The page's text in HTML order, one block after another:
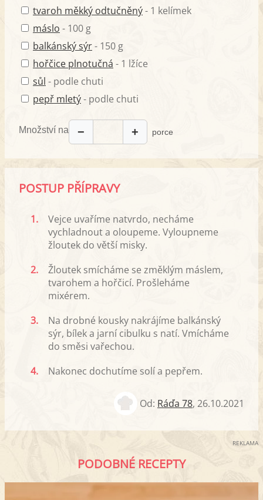
tvaroh měkký odtučněný- 1 kelímek
máslo - 100 g
balkánský sýr- 150 g
hořčice plnotučná - 1 lžíce
sůl - podle chuti
pepř mletý- podle chuti
Množství na − + porce
POSTUP PŘÍPRAVY
1.
Vejce uvaříme natvrdo, necháme
vychladnout a oloupeme. Vyloupneme
žloutek do větší misky.
2.
Žloutek smícháme se změklým máslem,
tvarohem a hořčicí. Prošleháme
mixérem.
3.
Na drobné kousky nakrájíme balkánský
sýr, bílek a jarní cibulku s natí. Vmícháme
do směsi vařechou.
4.
Nakonec dochutíme solí a pepřem.
Od: Ráďa 78, 26.10.2021
REKLAMA
PODOBNÉ RECEPTY